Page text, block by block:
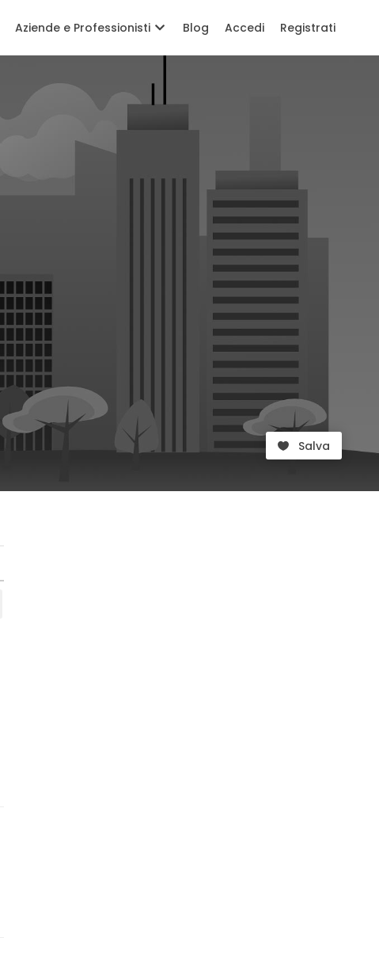
Aziende e Professionisti Blog Accedi Registrati
Salva